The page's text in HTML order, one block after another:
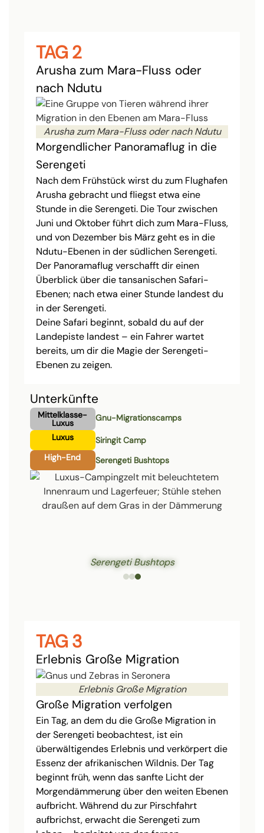
TAG 2
Arusha zum Mara-Fluss oder
nach Ndutu
Arusha zum Mara-Fluss oder nach Ndutu
Morgendlicher Panoramaflug in die
Serengeti
Nach dem Frühstück wirst du zum Flughafen
Arusha gebracht und fliegst etwa eine
Stunde in die Serengeti. Die Tour zwischen
Juni und Oktober führt dich zum Mara-Fluss,
und von Dezember bis März geht es in die
Ndutu-Ebenen in der südlichen Serengeti.
Der Panoramaflug verschafft dir einen
Überblick über die tansanischen Safari-
Ebenen; nach etwa einer Stunde landest du
in der Serengeti.
Deine Safari beginnt, sobald du auf der
Landepiste landest – ein Fahrer wartet
bereits, um dir die Magie der Serengeti-
Ebenen zu zeigen.
Unterkünfte
Mittelklasse-
Luxus
Gnu-Migrationscamps
Luxus
Siringit Camp
High-End
Serengeti Bushtops
Serengeti Bushtops
TAG 3
Erlebnis Große Migration
Erlebnis Große Migration
Große Migration verfolgen
Ein Tag, an dem du die Große Migration in
der Serengeti beobachtest, ist ein
überwältigendes Erlebnis und verkörpert die
Essenz der afrikanischen Wildnis. Der Tag
beginnt früh, wenn das sanfte Licht der
Morgendämmerung über den weiten Ebenen
aufbricht. Während du zur Pirschfahrt
aufbrichst, erwacht die Serengeti zum